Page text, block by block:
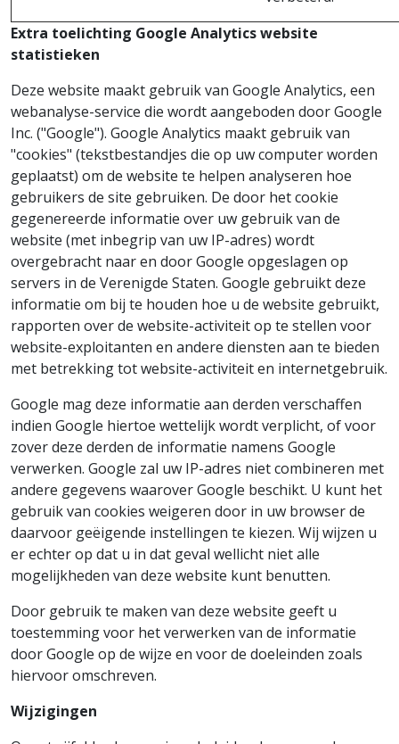
Extra toelichting Google Analytics website
statistieken
Deze website maakt gebruik van Google Analytics, een
webanalyse-service die wordt aangeboden door Google
Inc. ("Google"). Google Analytics maakt gebruik van
"cookies" (tekstbestandjes die op uw computer worden
geplaatst) om de website te helpen analyseren hoe
gebruikers de site gebruiken. De door het cookie
gegenereerde informatie over uw gebruik van de
website (met inbegrip van uw IP-adres) wordt
overgebracht naar en door Google opgeslagen op
servers in de Verenigde Staten. Google gebruikt deze
informatie om bij te houden hoe u de website gebruikt,
rapporten over de website-activiteit op te stellen voor
website-exploitanten en andere diensten aan te bieden
met betrekking tot website-activiteit en internetgebruik.
Google mag deze informatie aan derden verschaffen
indien Google hiertoe wettelijk wordt verplicht, of voor
zover deze derden de informatie namens Google
verwerken. Google zal uw IP-adres niet combineren met
andere gegevens waarover Google beschikt. U kunt het
gebruik van cookies weigeren door in uw browser de
daarvoor geëigende instellingen te kiezen. Wij wijzen u
er echter op dat u in dat geval wellicht niet alle
mogelijkheden van deze website kunt benutten.
Door gebruik te maken van deze website geeft u
toestemming voor het verwerken van de informatie
door Google op de wijze en voor de doeleinden zoals
hiervoor omschreven.
Wijzigingen